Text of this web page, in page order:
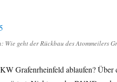
geht der Rückbau des Atommeilers
Grafenrheinfeld ablaufen? Über